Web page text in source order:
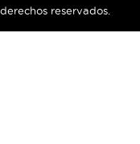
reservados.